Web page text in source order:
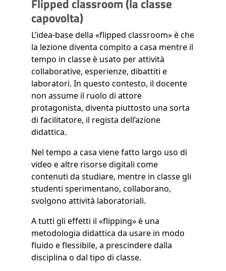
capovolta)
L’idea-base della «flipped classroom» è che
la lezione diventa compito a casa mentre il
tempo in classe è usato per attività
collaborative, esperienze, dibattiti e
laboratori. In questo contesto, il docente
non assume il ruolo di attore
protagonista, diventa piuttosto una sorta
di facilitatore, il regista dell’azione
didattica.
Nel tempo a casa viene fatto largo uso di
video e altre risorse digitali come
contenuti da studiare, mentre in classe gli
studenti sperimentano, collaborano,
svolgono attività laboratoriali.
A tutti gli effetti il «flipping» è una
metodologia didattica da usare in modo
fluido e flessibile, a prescindere dalla
disciplina o dal tipo di classe.